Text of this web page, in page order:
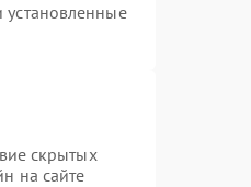
установленные
скрытых
на сайте